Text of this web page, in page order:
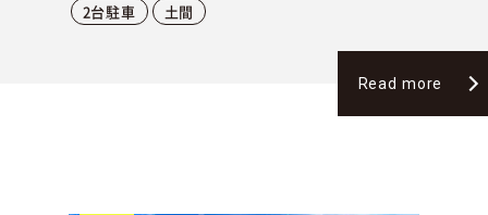
2台駐車
土間
Read more